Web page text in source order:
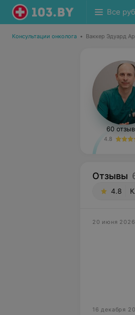
Все
Консультации онколога • Ваккер Эдуард
60
4.8
Отзывы
4.8
20 июня 2026
16 декабря